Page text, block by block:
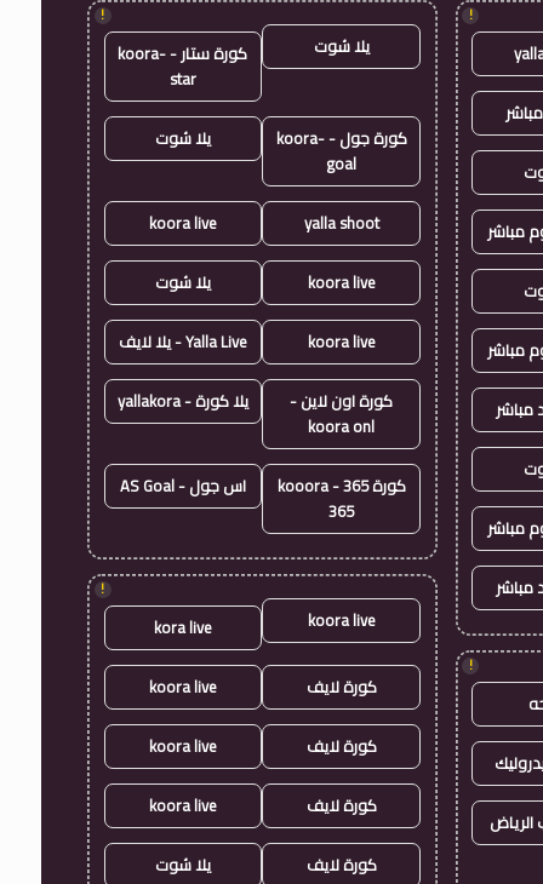
!
مباشر
مباشر
مباشر
مباشر
مباشر
!
!
يلا شوت
كورة ستار - koora-
star
كورة جول - koora-
goal
يلا شوت
yalla shoot
koora live
koora live يلا شوت
koora live Yalla Live - يلا لايف
كورة اون لاين -
koora onl
يلا كورة - yallakora
كورة 365 - kooora
365
اس جول - AS Goal
!
koora live
kora live
كورة لايف koora live
كورة لايف koora live
كورة لايف koora live
كورة لايف يلا شوت